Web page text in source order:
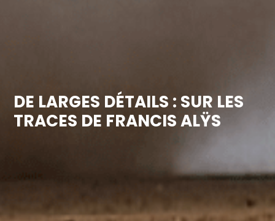
DE LARGES DÉTAILS : SUR LES
TRACES DE FRANCIS ALŸS